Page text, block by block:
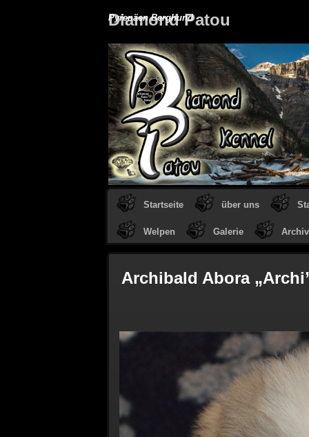
Diamond Patou
Pyrenäen Berghund
Startseite über uns
Welpen Galerie Archiv
Archibald Abora